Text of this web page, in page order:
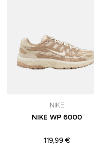
NIKE
NIKE WP 6000
119,99 €